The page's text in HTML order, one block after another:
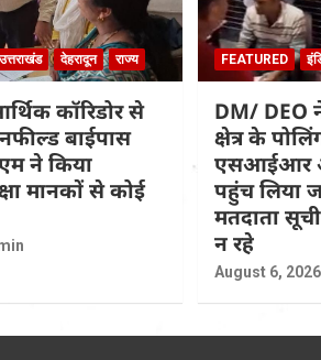
देहरादून राज्य
कॉरिडोर से
बाईपास
ने किया
मानकों से कोई
FEATURED
DM/ DEO
क्षेत्र के
एसआईआर
पहुंच लिया
मतदाता
न रहे
August 6, 2026